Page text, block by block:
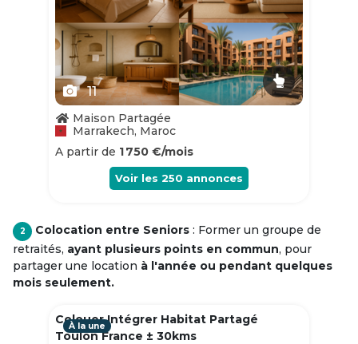
11
Maison Partagée
Marrakech, Maroc
A partir de 1 750 €/mois
Voir les 250 annonces
2 Colocation entre Seniors : Former un groupe de
retraités, ayant plusieurs points en commun, pour
partager une location à l'année ou pendant quelques
mois seulement.
Colouer Intégrer Habitat Partagé
Toulon France ± 30kms
À la une